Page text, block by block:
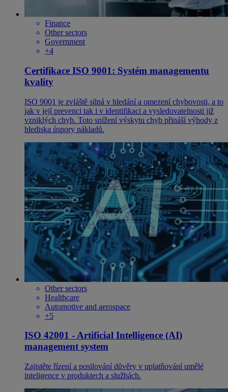
Finance
Other sectors
Government
+4
Certifikace ISO 9001: Systém managementu
kvality
​ISO 9001 je zvláště silná v hledání a omezení chybovosti, a to
jak v její prevenci tak i v identifikaci a vysledovatelnosti již
vzniklých chyb. Toto snížení výskytu chyb přináší výhody z
hlediska úspory nákladů.
Other sectors
Healthcare
Automotive and aerospace
+5
ISO 42001 - Artificial Intelligence (AI)
management system
Zajistěte řízení a posilování důvěry v uplatňování umělé
inteligence v produktech a službách.